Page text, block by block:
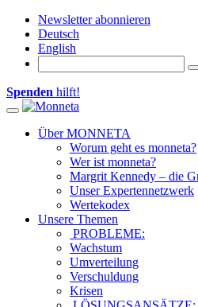
Newsletter abonnieren
Deutsch
English
Spenden hilft!
Toggle navigation
Über MONNETA
Worum geht es monneta?
Wer ist monneta?
Margrit Kennedy – die
Unser Expertennetzwerk
Wertekodex
Unsere Themen
PROBLEME:
Wachstum
Umverteilung
Verschuldung
Krisen